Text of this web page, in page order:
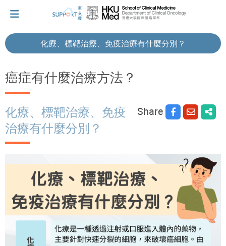
Cherish every moment; love every day.
Let's take a break!
Tips and Resources
癌症有什麼治療方法？
化療、標靶治療、免疫治療有什麼分別？
Share
化療、標靶治療、免疫
治療有什麼分別？